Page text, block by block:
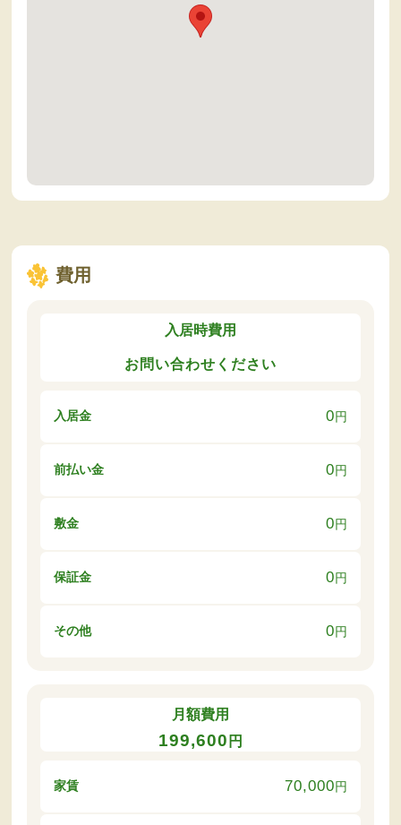
費用
入居時費用
お問い合わせください
入居金 0円
前払い金 0円
敷金 0円
保証金 0円
その他 0円
月額費用
199,600 円
家賃 70,000円